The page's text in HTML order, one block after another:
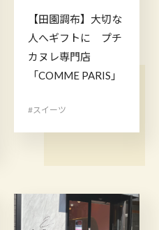
【田園調布】大切な
人へギフトに プチ
カヌレ専門店
「COMME PARIS」
#スイーツ